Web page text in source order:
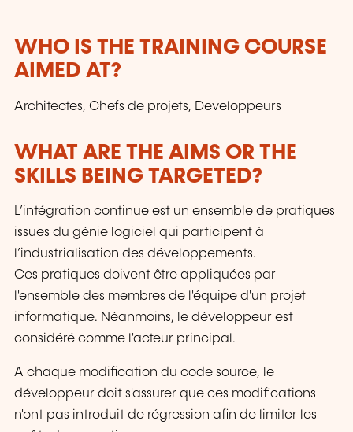
WHO IS THE TRAINING COURSE
AIMED AT?
Architectes, Chefs de projets, Developpeurs
WHAT ARE THE AIMS OR THE
SKILLS BEING TARGETED?
L’intégration continue est un ensemble de pratiques
issues du génie logiciel qui participent à
l’industrialisation des développements.
Ces pratiques doivent être appliquées par
l'ensemble des membres de l'équipe d'un projet
informatique. Néanmoins, le développeur est
considéré comme l'acteur principal.
A chaque modification du code source, le
développeur doit s'assurer que ces modifications
n'ont pas introduit de régression afin de limiter les